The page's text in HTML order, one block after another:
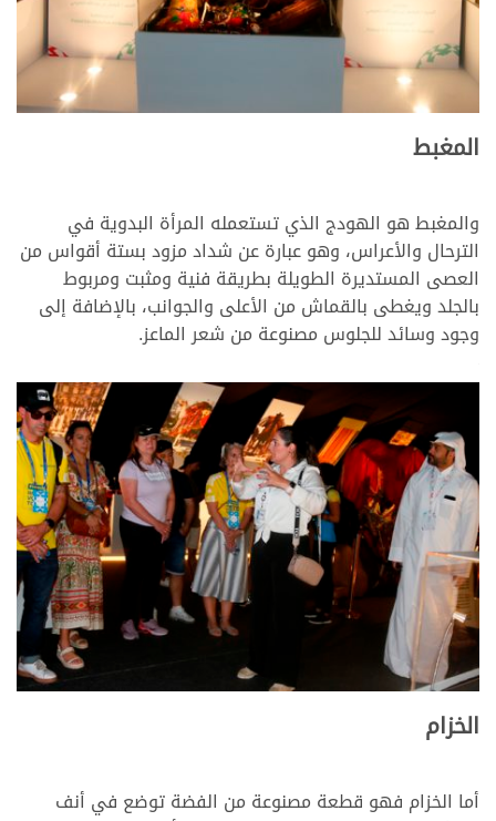
المغبط
والمغبط هو الهودج الذي تستعمله المرأة البدوية في
الترحال والأعراس، وهو عبارة عن شداد مزود بستة أقواس من
العصى المستديرة الطويلة بطريقة فنية ومثبت ومربوط
بالجلد ويغطى بالقماش من الأعلى والجوانب، بالإضافة إلى
وجود وسائد للجلوس مصنوعة من شعر الماعز.
الخزام
أما الخزام فهو قطعة مصنوعة من الفضة توضع في أنف